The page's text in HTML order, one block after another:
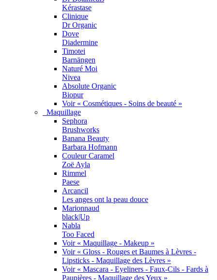
Kérastase
Clinique
Dr Organic
Dove
Diadermine
Timotei
Barnängen
Naturé Moi
Nivea
Absolute Organic
Biopur
Voir « Cosmétiques - Soins de beauté »
Maquillage
Sephora
Brushworks
Banana Beauty
Barbara Hofmann
Couleur Caramel
Zoë Ayla
Rimmel
Paese
Arcancil
Les anges ont la peau douce
Marionnaud
black|Up
Nabla
Too Faced
Voir « Maquillage - Makeup »
Voir « Gloss - Rouges et Baumes à Lèvres -
Lipsticks - Maquillage des Lèvres »
Voir « Mascara - Eyeliners - Faux-Cils - Fards à
Paupières - Maquillage des Yeux »